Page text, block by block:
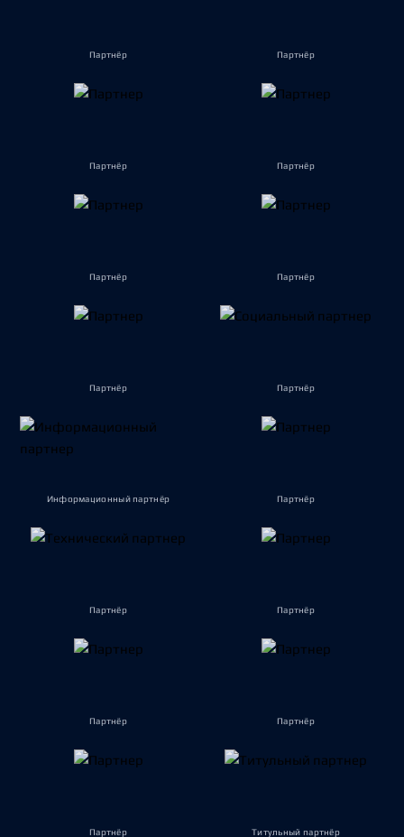
Партнёр Партнёр
Партнёр Партнёр
Партнёр Партнёр
Партнёр Партнёр
Информационный партнёр Партнёр
Партнёр Партнёр
Партнёр Партнёр
Партнёр Титульный партнёр